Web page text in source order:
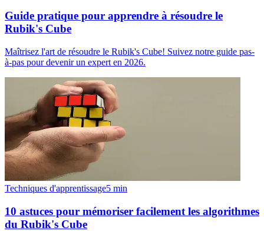
Guide pratique pour apprendre à résoudre le
Rubik's Cube
Maîtrisez l'art de résoudre le Rubik's Cube! Suivez notre guide pas-
à-pas pour devenir un expert en 2026.
Techniques d'apprentissage5 min
10 astuces pour mémoriser facilement les algorithmes
du Rubik's Cube